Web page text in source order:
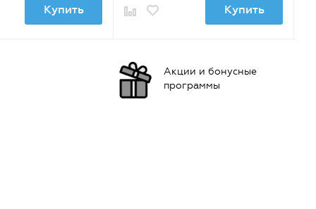
Купить Купить
Акции и бонусные
программы